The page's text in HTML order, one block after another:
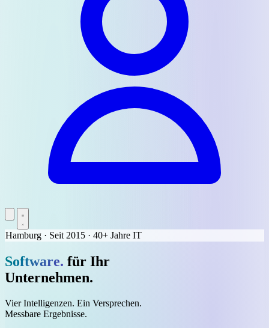
Hamburg · Seit 2015 · 40+ Jahre IT
Erfolg.für Ihr
Unternehmen.
Vier Intelligenzen. Ein Versprechen.
Messbare Ergebnisse.